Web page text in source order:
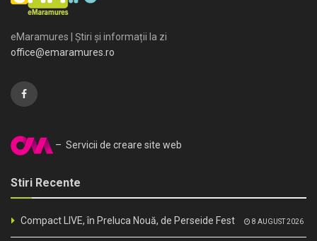
eMaramures | Știri și informații la zi
office@emaramures.ro
– Servicii de creare site web
Stiri Recente
Compact LIVE, în Preluca Nouă, de Perseide Fest 8 AUGUST 2026